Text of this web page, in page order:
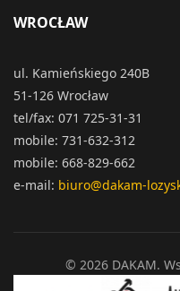
WROCŁAW
ul. Kamieńskiego 240B
51-126 Wrocław
tel/fax: 071 725-31-31
mobile: 731-632-312
mobile: 668-829-662
e-mail: biuro@dakam-
© 2026 DAKAM.